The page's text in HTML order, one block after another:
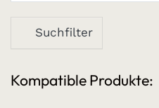
Suchfilter
Kompatible Produkte: